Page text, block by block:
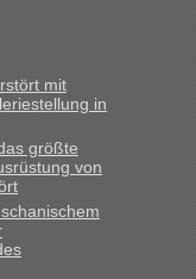
das privat ist
das nicht
neu sollte es
mit
in
größte
von